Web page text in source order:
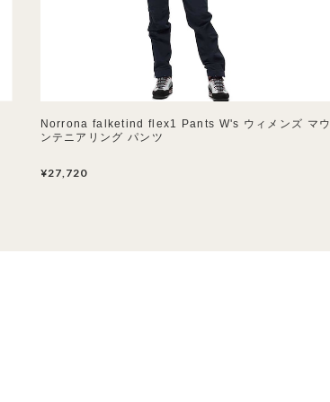
Norrona falketind flex1 Pants W's ウィメンズ マウ
ンテニアリング パンツ
¥27,720